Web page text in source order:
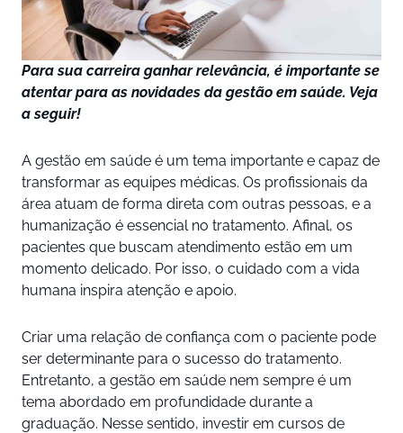
Para sua carreira ganhar relevância, é importante se
atentar para as novidades da gestão em saúde. Veja
a seguir!
A gestão em saúde é um tema importante e capaz de
transformar as equipes médicas. Os profissionais da
área atuam de forma direta com outras pessoas, e a
humanização é essencial no tratamento. Afinal, os
pacientes que buscam atendimento estão em um
momento delicado. Por isso, o cuidado com a vida
humana inspira atenção e apoio.
Criar uma relação de confiança com o paciente pode
ser determinante para o sucesso do tratamento.
Entretanto, a gestão em saúde nem sempre é um
tema abordado em profundidade durante a
graduação. Nesse sentido, investir em cursos de